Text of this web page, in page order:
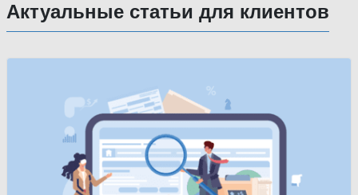
Актуальные статьи для клиентов